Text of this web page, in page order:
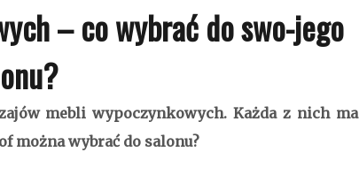
– co wybrać do swo-jego
mebli wypoczynkowych. Każda z nich ma
można wybrać do salonu?